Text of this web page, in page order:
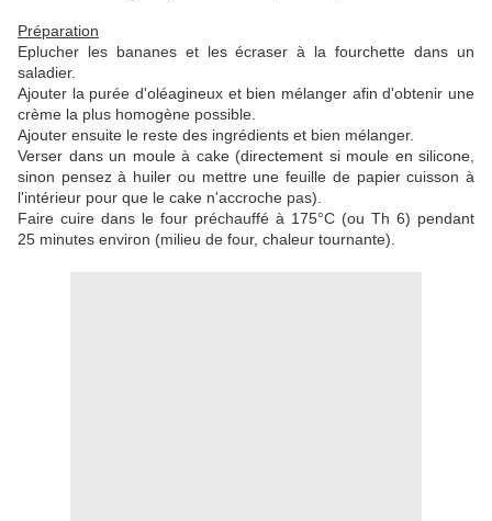
Préparation
Eplucher les bananes et les écraser à la fourchette dans un
saladier.
Ajouter la purée d'oléagineux et bien mélanger afin d'obtenir une
crème la plus homogène possible.
Ajouter ensuite le reste des ingrédients et bien mélanger.
Verser dans un moule à cake (directement si moule en silicone,
sinon pensez à huiler ou mettre une feuille de papier cuisson à
l'intérieur pour que le cake n'accroche pas).
Faire cuire dans le four préchauffé à 175°C (ou Th 6) pendant
25 minutes environ (milieu de four, chaleur tournante).